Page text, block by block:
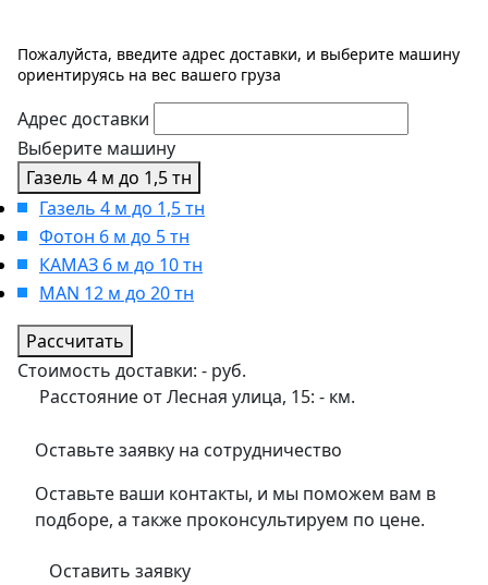
Пожалуйста, введите адрес доставки, и выберите машину
ориентируясь на вес вашего груза
Адрес доставки
Выберите машину
Газель 4 м до 1,5 тн
Газель 4 м до 1,5 тн
Фотон 6 м до 5 тн
КАМАЗ 6 м до 10 тн
MAN 12 м до 20 тн
Рассчитать
Стоимость доставки: - руб.
Расстояние от Лесная улица, 15: - км.
Оставьте заявку на сотрудничество
Оставьте ваши контакты, и мы поможем вам в
подборе, а также проконсультируем по цене.
Оставить заявку